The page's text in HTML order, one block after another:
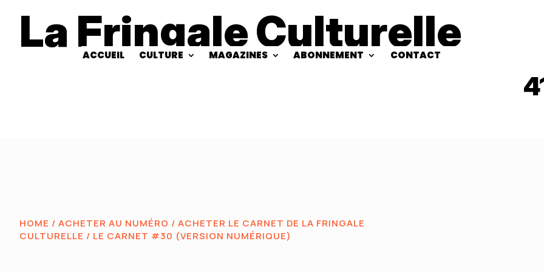
La Fringale Culturelle
ACCUEIL CULTURE MAGAZINES ABONNEMENT CONTACT
HOME / ACHETER AU NUMÉRO / ACHETER LE CARNET DE LA FRINGALE
CULTURELLE / LE CARNET #30 (VERSION NUMÉRIQUE)